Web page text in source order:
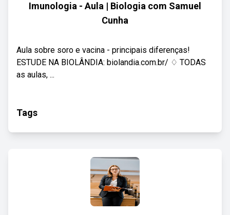
Imunologia - Aula | Biologia com Samuel
Cunha
Aula sobre soro e vacina - principais diferenças!
ESTUDE NA BIOLÂNDIA: biolandia.com.br/ ♢ TODAS
as aulas, ...
Tags